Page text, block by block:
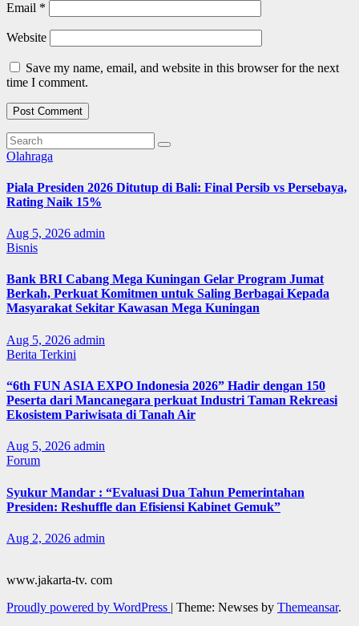
Email *
Website
Save my name, email, and website in this browser for the next
time I comment.
Olahraga
Piala Presiden 2026 Ditutup di Bali: Final Persib vs Persebaya,
Rating Naik 15%
Aug 5, 2026 admin
Bisnis
Bank BRI Cabang Mega Kuningan Gelar Program Jumat
Berkah, Perkuat Komitmen untuk Saling Berbagai Kepada
Masyarakat Sekitar Kawasan Mega Kuningan
Aug 5, 2026 admin
Berita Terkini
“6th FUN ASIA EXPO Indonesia 2026” Hadir dengan 150
Peserta dari Mancanegara perkuat Industri Taman Rekreasi
Ekosistem Pariwisata di Tanah Air
Aug 5, 2026 admin
Forum
Syukur Mandar : “Evaluasi Dua Tahun Pemerintahan
Presiden: Reshuffle dan Efisiensi Kabinet Gemuk”
Aug 2, 2026 admin
www.jakarta-tv. com
Proudly powered by WordPress | Theme: Newses by Themeansar.